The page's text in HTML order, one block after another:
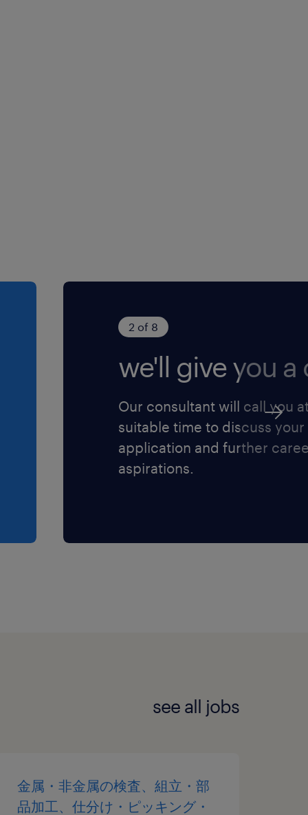
2 of 8
we'll give you a
Our consultant will call you
suitable time to discuss your
application and further
aspirations.
see all jobs
金属・非金属の検査、組立・部
品加工、仕分け・ピッキング・